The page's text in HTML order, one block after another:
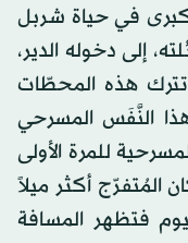
في حياة شربل
إلى دخوله الدير،
هذه المحطّات
هذا النَّفَس المسرحي
للمرة الأولى
المُتفرّج أكثر ميلاً
فتظهر المسافة